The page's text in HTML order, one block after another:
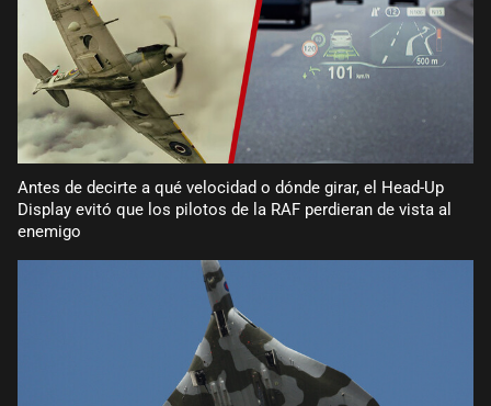
Antes de decirte a qué velocidad o dónde girar, el Head-Up
Display evitó que los pilotos de la RAF perdieran de vista al
enemigo